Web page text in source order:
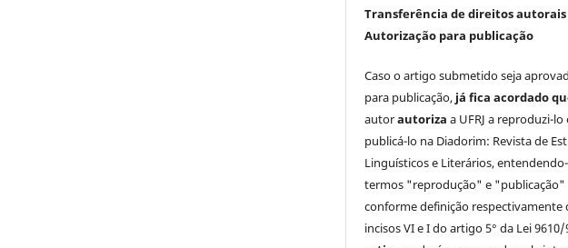
Transferência de direitos autorais
Autorização para publicação
Caso o artigo submetido seja
para publicação, já fica acordado
autorautoriza a UFRJ a reproduzi-lo
publicá-lo na Diadorim: Revista de
Linguísticos e Literários,
termos "reprodução" e "publicação"
conforme definição respectivamente
incisos VI e I do artigo 5° da Lei 9610/